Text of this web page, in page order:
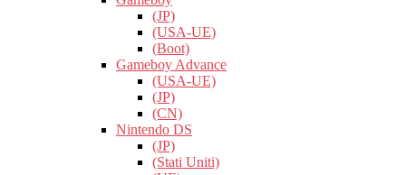
(JP)
(USA-UE)
(Boot)
Gameboy Advance
(USA-UE)
(JP)
(CN)
Nintendo DS
(JP)
(Stati Uniti)